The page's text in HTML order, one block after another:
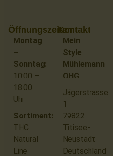
Kontakt
Mein
Style
Mühlemann
OHG
Jägerstrasse
1
79822
Titisee-
Neustadt
Deutschland
Öffnungszeiten
Montag
–
Sonntag:
10:00 –
18:00
Uhr
Sortiment:
THC
Natural
Line